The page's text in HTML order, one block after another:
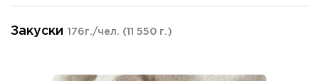
Закуски 176г./чел. (11 550 г.)